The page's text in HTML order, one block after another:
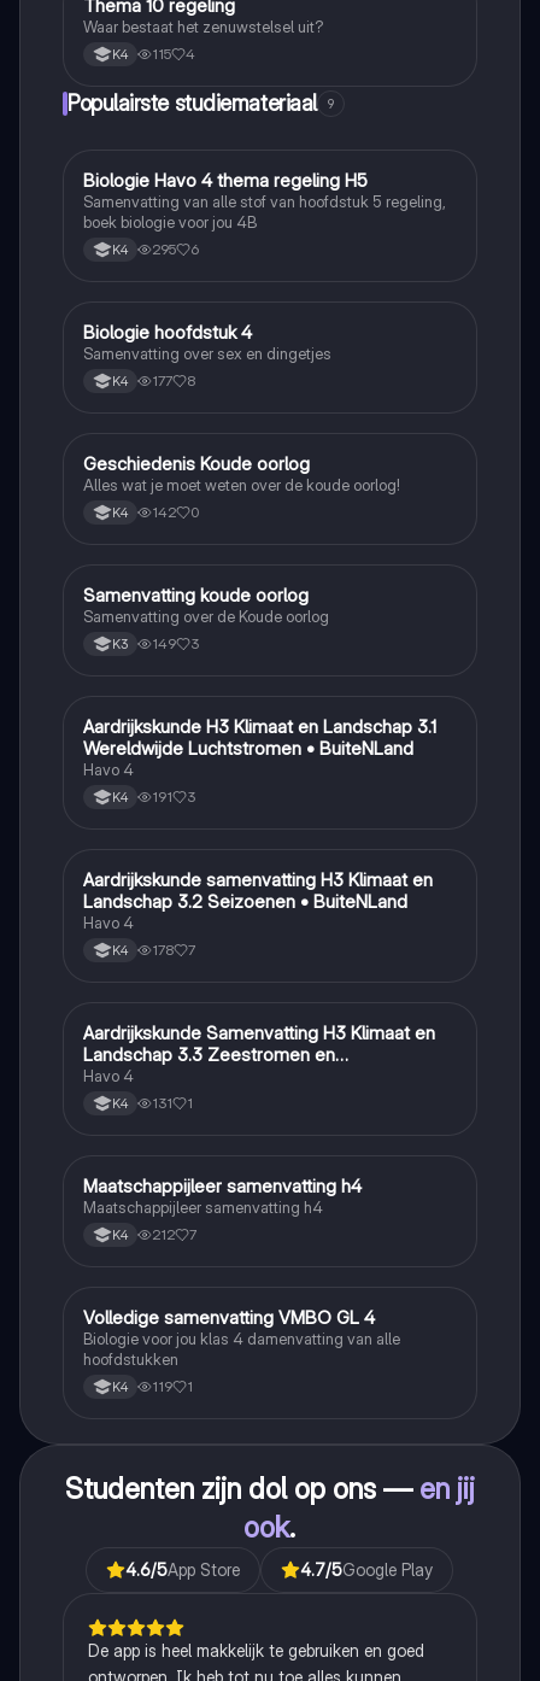
Biologie
Thema 10 regeling
Waar bestaat het zenuwstelsel uit?
K4 115 4
Populairste studiemateriaal 9
Biologie
Biologie Havo 4 thema regeling H5
Samenvatting van alle stof van hoofdstuk 5 regeling,
boek biologie voor jou 4B
K4 295 6
Biologie
Biologie hoofdstuk 4
Samenvatting over sex en dingetjes
K4 177 8
Geschiedenis
Geschiedenis Koude oorlog
Alles wat je moet weten over de koude oorlog!
K4 142 0
Geschiedenis
Samenvatting koude oorlog
Samenvatting over de Koude oorlog
K3 149 3
Aardrijkskunde
Aardrijkskunde H3 Klimaat en Landschap 3.1
Wereldwijde Luchtstromen • BuiteNLand
Havo 4
K4 191 3
Aardrijkskunde
Aardrijkskunde samenvatting H3 Klimaat en
Landschap 3.2 Seizoenen • BuiteNLand
Havo 4
K4 178 7
Aardrijkskunde
Aardrijkskunde Samenvatting H3 Klimaat en
Landschap 3.3 Zeestromen en
Klimaatgebieden • BuiteNLand
Havo 4
K4 131 1
Maatschappijleer
Maatschappijleer samenvatting h4
Maatschappijleer samenvatting h4
K4 212 7
Biologie
Volledige samenvatting VMBO GL 4
Biologie voor jou klas 4 damenvatting van alle
hoofdstukken
K4 119 1
Studenten zijn dol op ons — en jij
ook.
4.6/5App Store 4.7/5Google Play
De app is heel makkelijk te gebruiken en goed
ontworpen. Ik heb tot nu toe alles kunnen